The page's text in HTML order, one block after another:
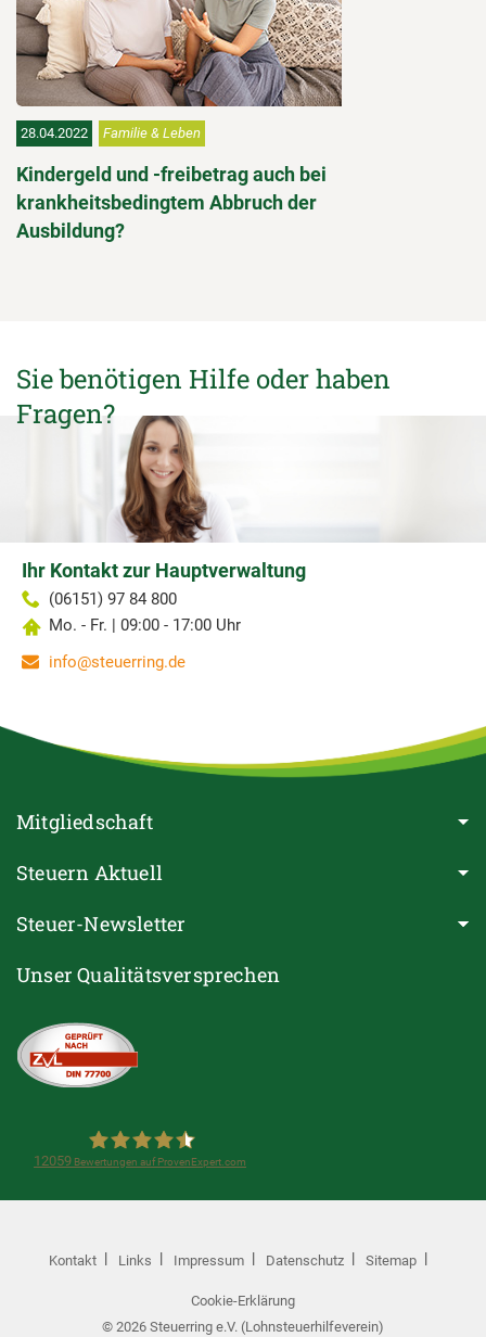
28.04.2022 Familie & Leben
Kindergeld und -freibetrag auch bei
krankheitsbedingtem Abbruch der
Ausbildung?
Sie benötigen Hilfe oder haben
Fragen?
Ihr Kontakt zur Hauptverwaltung
(06151) 97 84 800
Mo. - Fr. | 09:00 - 17:00 Uhr
info@steuerring.de
Mitgliedschaft
Steuern Aktuell
Steuer-Newsletter
Unser Qualitätsversprechen
Steuerring e.V.(Lohnsteuerhilfeverein)
12059 Bewertungen auf ProvenExpert.com
Kontakt Links Impressum Datenschutz Sitemap
Cookie-Erklärung
© 2026 Steuerring e.V. (Lohnsteuerhilfeverein)